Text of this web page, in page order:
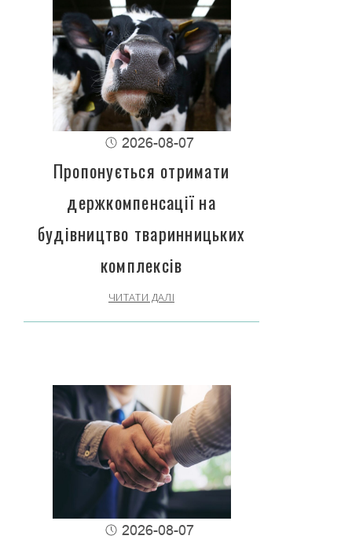
2026-08-07
Пропонується отримати
держкомпенсації на
будівництво тваринницьких
комплексів
ЧИТАТИ ДАЛІ
2026-08-07